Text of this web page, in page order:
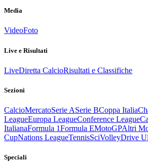
Media
VideoFoto
Live e Risultati
LiveDiretta CalcioRisultati e Classifiche
Sezioni
CalcioMercatoSerie ASerie BCoppa Italia
LeagueEuropa LeagueConference League
ItalianaFormula 1Formula EMotoGPAltri
CupNations LeagueTennisSciVolleyDrive
Speciali